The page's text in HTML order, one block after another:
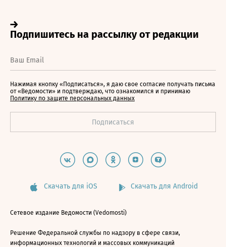
Нажимая кнопку «Подписаться», я даю свое согласие получать письма
от «Ведомости» и подтверждаю, что ознакомился и принимаю
Политику по защите персональных данных
Скачать для iOS Скачать для Android
Сетевое издание Ведомости (Vedomosti)
Решение Федеральной службы по надзору в сфере связи,
информационных технологий и массовых коммуникаций